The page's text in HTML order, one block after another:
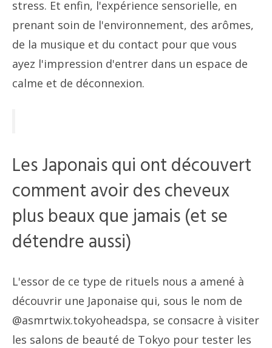
stress. Et enfin, l'expérience sensorielle, en
prenant soin de l'environnement, des arômes,
de la musique et du contact pour que vous
ayez l'impression d'entrer dans un espace de
calme et de déconnexion.
Les Japonais qui ont découvert
comment avoir des cheveux
plus beaux que jamais (et se
détendre aussi)
L'essor de ce type de rituels nous a amené à
découvrir une Japonaise qui, sous le nom de
@asmrtwix.tokyoheadspa, se consacre à visiter
les salons de beauté de Tokyo pour tester les